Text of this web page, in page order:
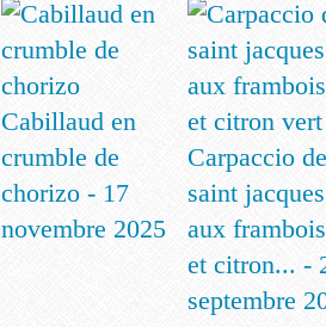
Cabillaud en
crumble de
chorizo - 17
novembre 2025
Carpaccio de
saint jacques
aux
et citron... -
septembre